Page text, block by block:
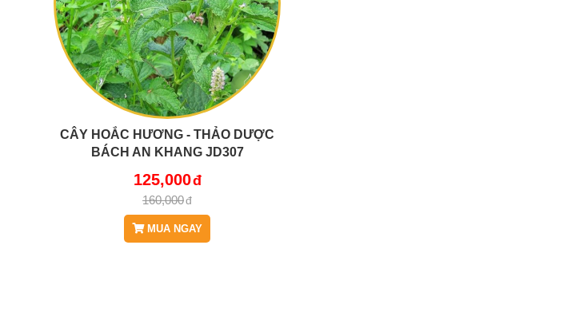
CÂY HOẮC HƯƠNG - THẢO DƯỢC
BÁCH AN KHANG JD307
125,000
160,000
MUA NGAY